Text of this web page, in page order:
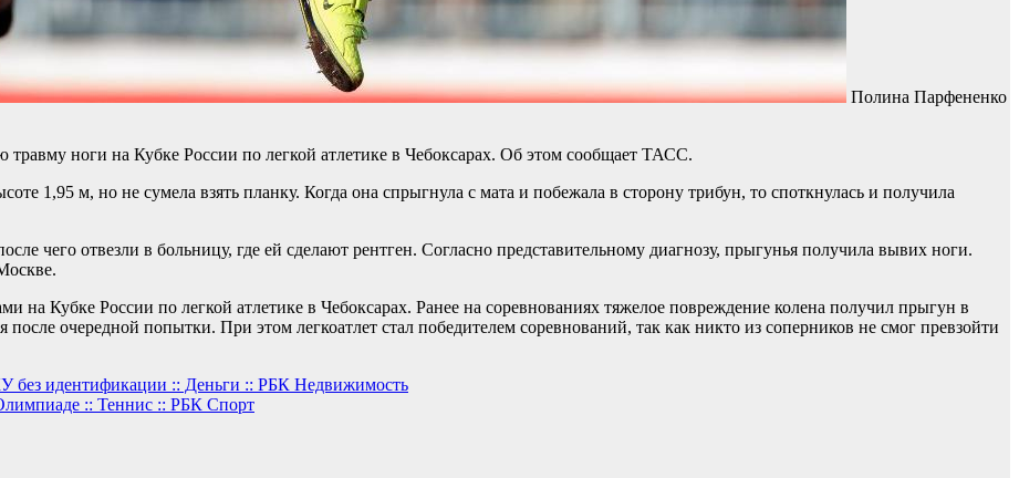
Полина Парфененко
ноги на Кубке России по легкой атлетике в Чебоксарах. Об этом сообщает ТАСС.
1,95 м, но не сумела взять планку. Когда она спрыгнула с мата и побежала в сторону трибун, то споткнулась и получила
чего отвезли в больницу, где ей сделают рентген. Согласно представительному диагнозу, прыгунья получила вывих ноги.
на Кубке России по легкой атлетике в Чебоксарах. Ранее на соревнованиях тяжелое повреждение колена получил прыгун в
очередной попытки. При этом легкоатлет стал победителем соревнований, так как никто из соперников не смог превзойти
без идентификации :: Деньги :: РБК Недвижимость
:: Теннис :: РБК Спорт